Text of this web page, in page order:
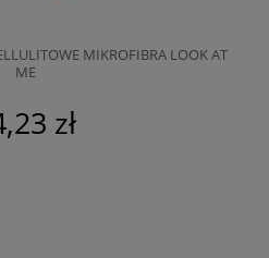
MIKROFIBRA LOOK AT
ME
zł